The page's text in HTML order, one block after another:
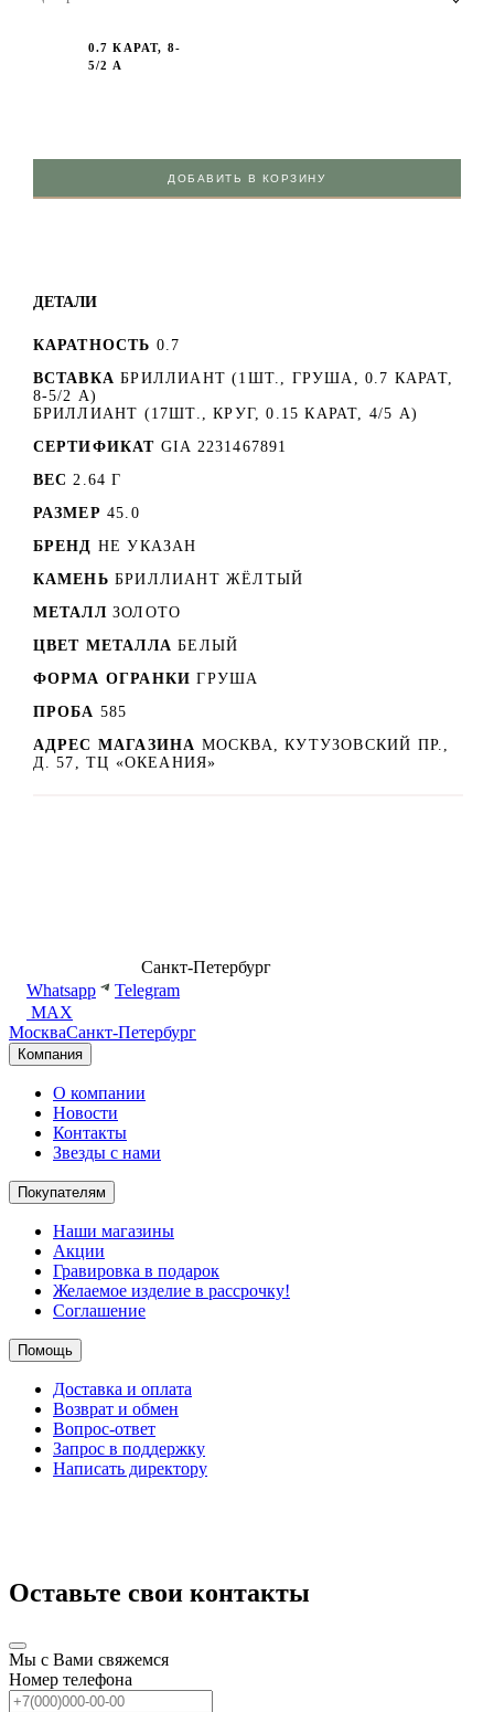
0.7 КАРАТ, 8-
5/2 А
ДОБАВИТЬ В КОРЗИНУ
ДЕТАЛИ
КАРАТНОСТЬ 0.7
ВСТАВКА БРИЛЛИАНТ (1ШТ., ГРУША, 0.7 КАРАТ,
8-5/2 А)
БРИЛЛИАНТ (17ШТ., КРУГ, 0.15 КАРАТ, 4/5 А)
СЕРТИФИКАТ GIA 2231467891
ВЕС 2.64 Г
РАЗМЕР 45.0
БРЕНД НЕ УКАЗАН
КАМЕНЬ БРИЛЛИАНТ ЖЁЛТЫЙ
МЕТАЛЛ ЗОЛОТО
ЦВЕТ МЕТАЛЛА БЕЛЫЙ
ФОРМА ОГРАНКИ ГРУША
ПРОБА 585
АДРЕС МАГАЗИНА МОСКВА, КУТУЗОВСКИЙ ПР.,
Д. 57, ТЦ «ОКЕАНИЯ»
Санкт-Петербург
Whatsapp
Telegram
MAX
МоскваСанкт-Петербург
Компания
О компании
Новости
Контакты
Звезды с нами
Покупателям
Наши магазины
Акции
Гравировка в подарок
Желаемое изделие в рассрочку!
Соглашение
Помощь
Доставка и оплата
Возврат и обмен
Вопрос-ответ
Запрос в поддержку
Написать директору
Оставьте свои контакты
Мы с Вами свяжемся
Номер телефона